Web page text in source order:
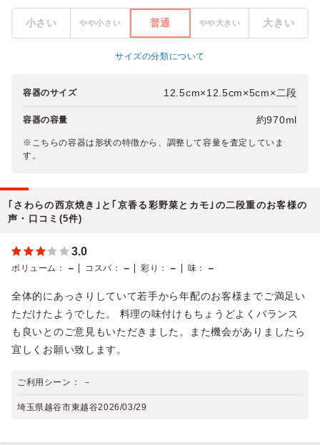
小さい やや小さい 普通 やや大きい 大きい
サイズの分類について
容器のサイズ 12.5cm×12.5cm×5cm×二段
容器の容量 約970ml
※こちらの容器は形状の特徴から、調整して容量を査定していま
す。
｢さわらの西京焼き｣と｢京香る彩野菜とカモ｣の二段重のお客様の
声・口コミ(5件)
3.0
ボリューム ： － コスパ ： － 彩り ： － 味 ： －
全体的にあっさりしていて若手から年配のお客様までご満足い
ただけたようでした。 料理の味付けもちょうどよくバランス
も良いとのご意見もいただきました。また機会がありましたら
宜しくお願い致します。
ご利用シーン： －
埼玉県越谷市東越谷2026/03/29